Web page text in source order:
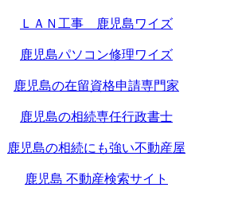
ＬＡＮ工事 鹿児島ワイズ
鹿児島パソコン修理ワイズ
鹿児島の在留資格申請専門家
鹿児島の相続専任行政書士
鹿児島の相続にも強い不動産屋
鹿児島 不動産検索サイト